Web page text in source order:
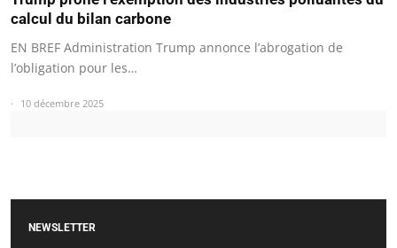
calcul du bilan carbone
EN BREF Administration Trump annonce l’abrogation de
l’obligation pour les…
10 décembre 2025
NEWSLETTER